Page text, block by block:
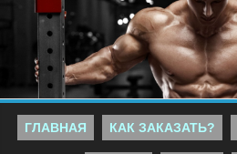
ГЛАВНАЯ КАК ЗАКАЗАТЬ?